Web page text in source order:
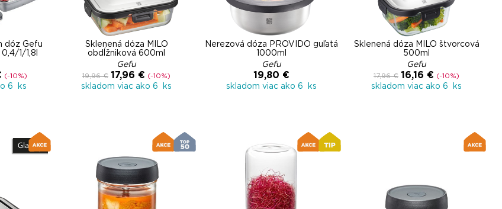
dóz Gefu
1/1,8l
(-10%)
6 ks
Sklenená dóza MILO
obdĺžniková 600ml
Gefu
19,96 € 17,96 € (-10%)
skladom viac ako 6 ks
Nerezová dóza PROVIDO guľatá
1000ml
Gefu
19,80 €
skladom viac ako 6 ks
Sklenená dóza MILO štvorcová
500ml
Gefu
17,96 € 16,16 € (-10%)
skladom viac ako 6 ks